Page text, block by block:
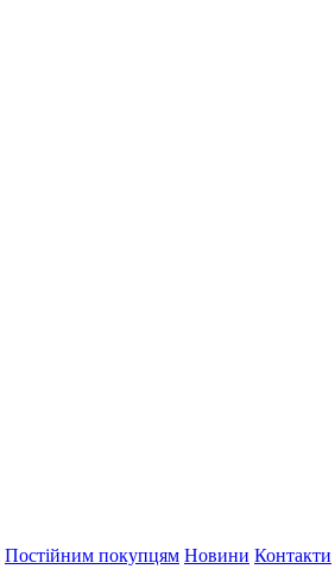
Постійним покупцям Новини Контакти